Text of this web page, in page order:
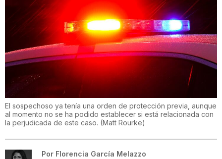
El sospechoso ya tenía una orden de protección previa, aunque
al momento no se ha podido establecer si está relacionada con
la perjudicada de este caso. (Matt Rourke)
Por Florencia García Melazzo